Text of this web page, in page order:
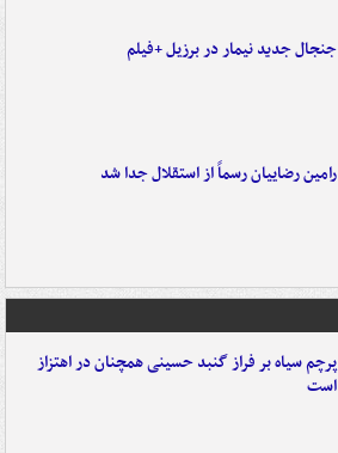
جنجال جدید نیمار در برزیل +فیلم
رامین رضاییان رسماً از استقلال جدا شد
پرچم سیاه بر فراز گنبد حسینی همچنان در اهتزاز
است